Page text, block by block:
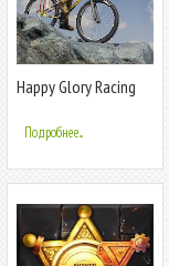
Happy Glory Racing
Подробнее...